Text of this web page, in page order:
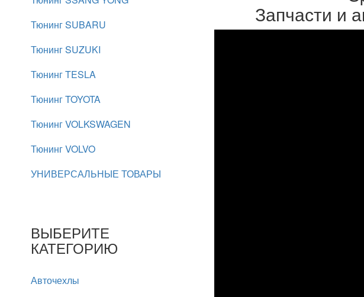
Тюнинг SUBARU
Тюнинг SUZUKI
Тюнинг TESLA
Тюнинг TOYOTA
Тюнинг VOLKSWAGEN
Тюнинг VOLVO
УНИВЕРСАЛЬНЫЕ ТОВАРЫ
ВЫБЕРИТЕ
КАТЕГОРИЮ
Авточехлы
Запчасти и